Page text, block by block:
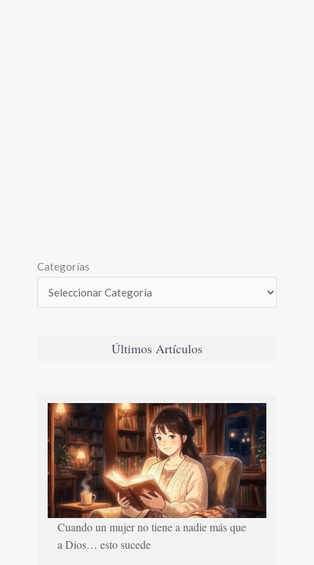
Categorías
Últimos Artículos
Cuando un mujer no tiene a nadie más que
a Dios… esto sucede